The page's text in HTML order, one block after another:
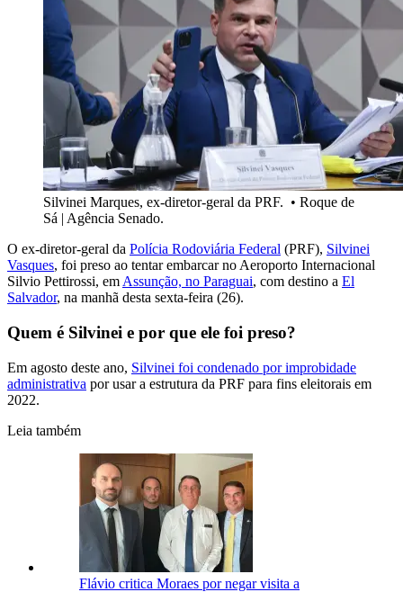
Silvinei Marques, ex-diretor-geral da PRF. • Roque de
Sá | Agência Senado.
O ex-diretor-geral da Polícia Rodoviária Federal (PRF), Silvinei
Vasques, foi preso ao tentar embarcar no Aeroporto Internacional
Silvio Pettirossi, em Assunção, no Paraguai, com destino a El
Salvador, na manhã desta sexta-feira (26).
Quem é Silvinei e por que ele foi preso?
Em agosto deste ano, Silvinei foi condenado por improbidade
administrativa por usar a estrutura da PRF para fins eleitorais em
2022.
Leia também
Flávio critica Moraes por negar visita a